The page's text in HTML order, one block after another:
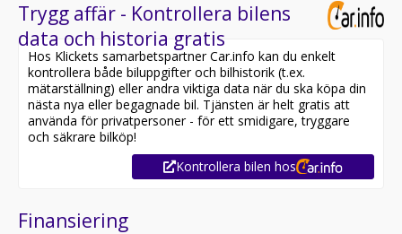
Trygg affär - Kontrollera bilens
data och historia gratis
Hos Klickets samarbetspartner Car.info kan du enkelt
kontrollera både biluppgifter och bilhistorik (t.ex.
mätarställning) eller andra viktiga data när du ska köpa din
nästa nya eller begagnade bil. Tjänsten är helt gratis att
använda för privatpersoner - för ett smidigare, tryggare
och säkrare bilköp!
Kontrollera bilen hos
Finansiering